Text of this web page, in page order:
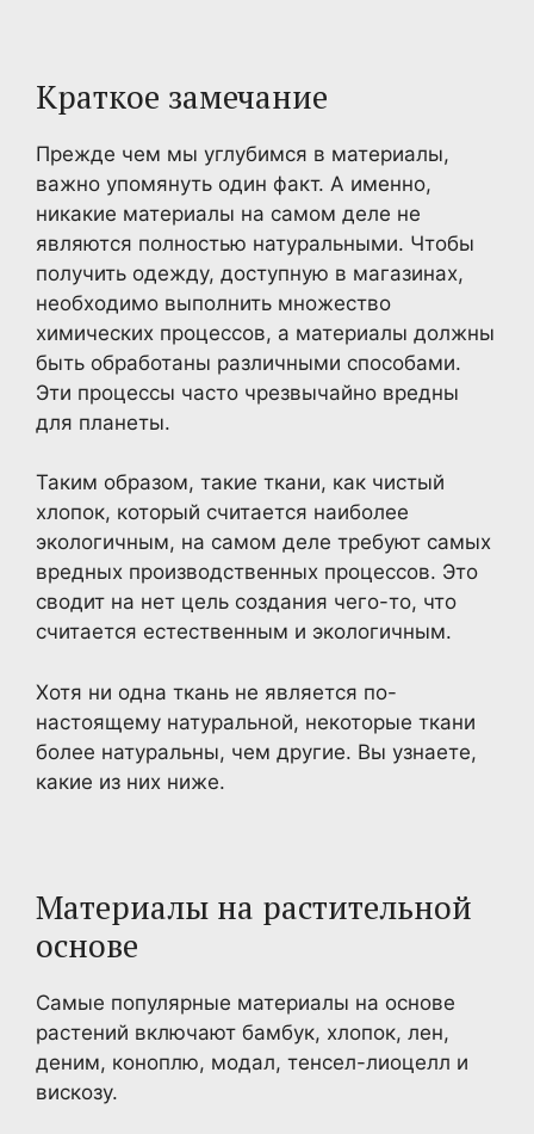
Краткое замечание
Прежде чем мы углубимся в материалы,
важно упомянуть один факт. А именно,
никакие материалы на самом деле не
являются полностью натуральными. Чтобы
получить одежду, доступную в магазинах,
необходимо выполнить множество
химических процессов, а материалы должны
быть обработаны различными способами.
Эти процессы часто чрезвычайно вредны
для планеты.
Таким образом, такие ткани, как чистый
хлопок, который считается наиболее
экологичным, на самом деле требуют самых
вредных производственных процессов. Это
сводит на нет цель создания чего-то, что
считается естественным и экологичным.
Хотя ни одна ткань не является по-
настоящему натуральной, некоторые ткани
более натуральны, чем другие. Вы узнаете,
какие из них ниже.
Материалы на растительной
основе
Самые популярные материалы на основе
растений включают бамбук, хлопок, лен,
деним, коноплю, модал, тенсел-лиоцелл и
вискозу.